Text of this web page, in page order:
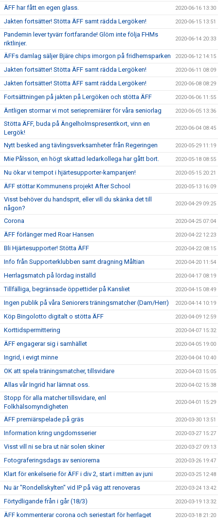
ÄFF har fått en egen glass. 2020-06-16 13:30
Jakten fortsätter! Stötta ÄFF samt rädda Lergöken! 2020-06-15 13:51
Pandemin lever tyvärr fortfarande! Glöm inte följa FHMs
riktlinjer.
2020-06-14 20:33
ÄFFs damlag säljer Bjäre chips imorgon på fridhemsparken 2020-06-12 14:15
Jakten fortsätter! Stötta ÄFF samt rädda Lergöken! 2020-06-11 08:09
Jakten fortsätter! Stötta ÄFF samt rädda Lergöken! 2020-06-08 08:29
Fortsättningen på jakten på Lergöken och stötta ÄFF 2020-06-06 11:55
Äntligen stormar vi mot seriepremiärer för våra seniorlag 2020-06-05 13:36
Stötta ÄFF, buda på Ängelholmspresentkort, vinn en
Lergök!
2020-06-04 08:45
Nytt besked ang tävlingsverksamheter från Regeringen 2020-05-29 11:19
Mie Pålsson, en högt skattad ledarkollega har gått bort. 2020-05-18 08:55
Nu ökar vi tempot i hjärtesupporter-kampanjen! 2020-05-15 20:21
ÄFF stöttar Kommunens projekt After School 2020-05-13 16:09
Visst behöver du handsprit, eller vill du skänka det till
någon?
2020-04-29 09:25
Corona 2020-04-25 07:04
ÄFF förlänger med Roar Hansen 2020-04-22 12:23
Bli Hjärtesupporter! Stötta ÄFF 2020-04-22 08:15
Info från Supporterklubben samt dragning Måltian 2020-04-20 11:54
Herrlagsmatch på lördag inställd 2020-04-17 08:19
Tillfälliga, begränsade öppettider på Kansliet 2020-04-15 08:49
Ingen publik på våra Seniorers träningsmatcher (Dam/Herr) 2020-04-14 10:19
Köp Bingolotto digitalt o stötta ÄFF 2020-04-09 12:59
Korttidspermittering 2020-04-07 15:32
ÄFF engagerar sig i samhället 2020-04-05 19:00
Ingrid, i evigt minne 2020-04-04 10:40
OK att spela träningsmatcher, tillsvidare 2020-04-03 15:05
Allas vår Ingrid har lämnat oss. 2020-04-02 15:38
Stopp för alla matcher tillsvidare, enl
Folkhälsomyndigheten
2020-04-01 15:29
ÄFF premiärspelade på gräs 2020-03-30 13:51
Information kring ungdomsserier 2020-03-27 15:27
Visst vill ni se bra ut när solen skiner 2020-03-27 09:13
Fotograferingsdags av seniorerna 2020-03-26 19:47
Klart för enkelserie för ÄFF i div 2, start i mitten av juni 2020-03-25 12:48
Nu är "Rondellskylten" vid IP på väg att renoveras 2020-03-24 13:42
Förtydligande från i går (18/3) 2020-03-19 13:32
ÄFF kommenterar corona och seriestart för herrlaget 2020-03-18 21:20